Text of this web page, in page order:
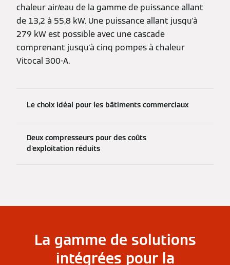
chaleur air/eau de la gamme de puissance allant
de 13,2 à 55,8 kW. Une puissance allant jusqu'à
279 kW est possible avec une cascade
comprenant jusqu'à cinq pompes à chaleur
Vitocal 300-A.
Le choix idéal pour les bâtiments commerciaux
Deux compresseurs pour des coûts
d'exploitation réduits
La gamme de solutions
intégrées pour la